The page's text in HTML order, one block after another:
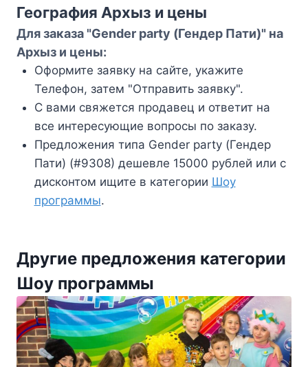
География Архыз и цены
Для заказа "Gender party (Гендер Пати)" на
Архыз и цены:
Оформите заявку на сайте, укажите
Телефон, затем "Отправить заявку".
С вами свяжется продавец и ответит на
все интересующие вопросы по заказу.
Предложения типа Gender party (Гендер
Пати) (#9308) дешевле 15000 рублей или с
дисконтом ищите в категории Шоу
программы.
Другие предложения категории
Шоу программы